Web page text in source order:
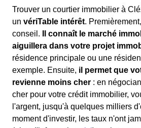
Trouver un courtier immobilier à
un vériTable intérêt.
conseil.
Il connaît le marché
aiguillera dans votre projet
résidence principale ou une
exemple. Ensuite, il permet que
revienne moins cher : en
cher pour votre crédit immobilier,
l'argent, jusqu'à quelques milliers
moment d'investir, les taux n'ont